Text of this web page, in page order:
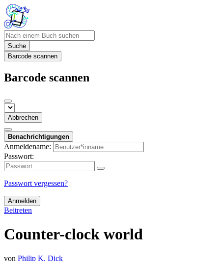
Suche
Barcode scannen
Barcode scannen
Abbrechen
Benachrichtigungen
Anmeldename:
Passwort:
Passwort vergessen?
Anmelden
Beitreten
Counter-clock world
von Philip K. Dick